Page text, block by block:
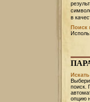
в
Поиск
поиск.
опцию